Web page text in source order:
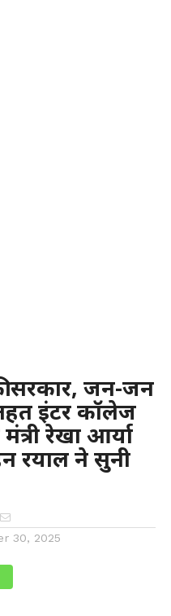
सरकार, जन-जन
इंटर कॉलेज
रेखा आर्या
रयाल ने सुनी
30, 2025